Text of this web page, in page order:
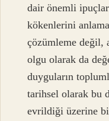
dair önemli
kökenlerini
çözümleme değil,
olgu olarak da
duyguların
tarihsel olarak bu
evrildiği üzerine